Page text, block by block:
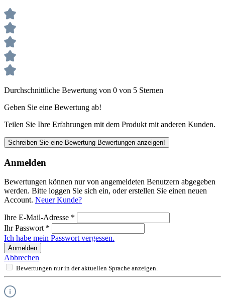
Durchschnittliche Bewertung von 0 von 5 Sternen
Geben Sie eine Bewertung ab!
Teilen Sie Ihre Erfahrungen mit dem Produkt mit anderen Kunden.
Schreiben Sie eine Bewertung Bewertungen anzeigen!
Anmelden
Bewertungen können nur von angemeldeten Benutzern abgegeben
werden. Bitte loggen Sie sich ein, oder erstellen Sie einen neuen
Account. Neuer Kunde?
Ihre E-Mail-Adresse *
Ihr Passwort *
Ich habe mein Passwort vergessen.
Anmelden
Abbrechen
Bewertungen nur in der aktuellen Sprache anzeigen.